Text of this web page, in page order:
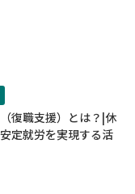
復職支援）とは？|休
定就労を実現する活